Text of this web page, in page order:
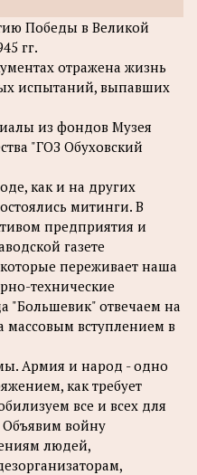
Победы в Великой
гг.
отражена жизнь
испытаний, выпавших
из фондов Музея
"ГОЗ Обуховский
как и на других
митинги. В
предприятия и
газете
переживает наша
технические
"Большевик" отвечаем на
массовым вступлением в
Армия и народ - одно
как требует
все и всех для
Объявим войну
людей,